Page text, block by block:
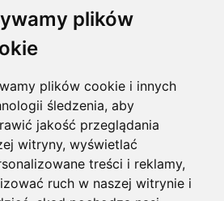
plików
plików cookie i innych
śledzenia, aby
jakość przeglądania
witryny, wyświetlać
treści i reklamy,
ruch w naszej witrynie i
Novaya. Wszelkie prawa zastrzeżone.
sklepu internetowego